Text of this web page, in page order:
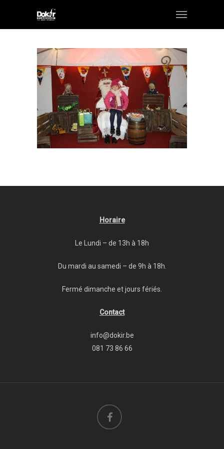
Horaire
Le Lundi – de 13h à 18h
Du mardi au samedi – de 9h à 18h.
Fermé dimanche et jours fériés.
Contact
info@dokir.be
081 73 86 66